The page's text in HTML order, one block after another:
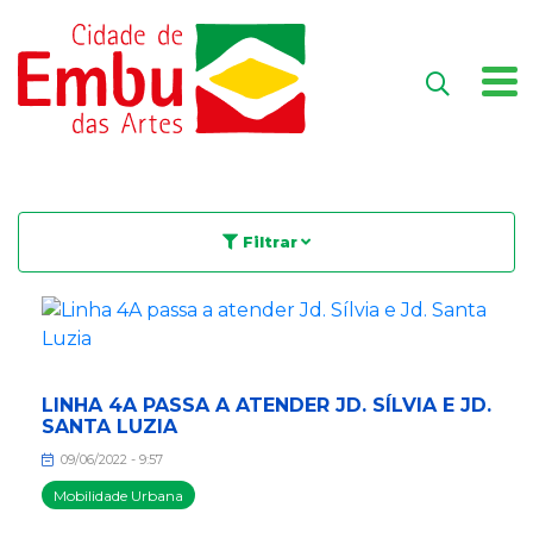
Filtrar
Mobilidade Urbana
LINHA 4A PASSA A ATENDER JD. SÍLVIA E JD.
SANTA LUZIA
09/06/2022 - 9:57